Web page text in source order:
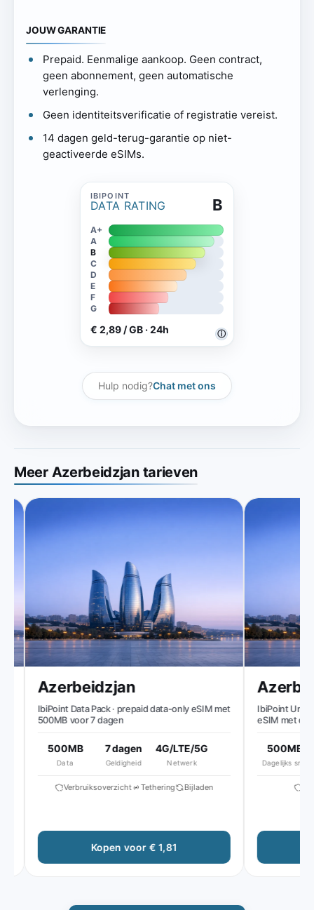
JOUW GARANTIE
Prepaid. Eenmalige aankoop. Geen contract,
geen abonnement, geen automatische
verlenging.
Geen identiteitsverificatie of registratie vereist.
14 dagen geld-terug-garantie op niet-
geactiveerde eSIMs.
DATA RATING
ⓘ
B
A+
A
B
C
D
E
F
G
€ 2,89 / GB · 24h
Hulp nodig?Chat met ons
Meer Azerbeidzjan tarieven
Azerbeidzjan
IbiPoint Data Pack · prepaid data-only eSIM met
500MB voor 7 dagen
500MB
Data
7 dagen
Geldigheid
4G/LTE/5G
Netwerk
Verbruiksoverzicht Tethering Bijladen
Kopen voor € 1,81
IbiPoint
eSIM met
Kbit/s*
500MB
Dagelijks snel